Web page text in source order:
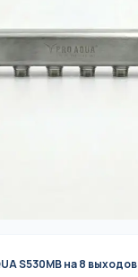
S530MB на 8 выходов